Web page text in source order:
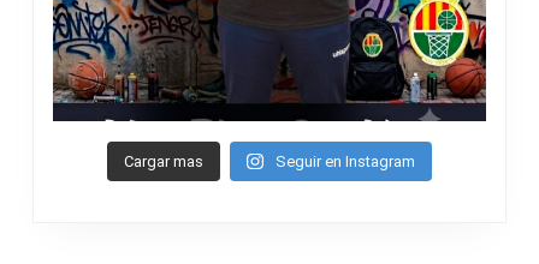
Cargar mas Seguir en Instagram